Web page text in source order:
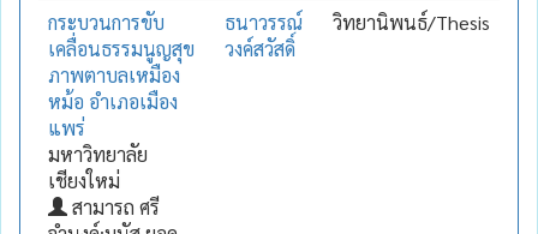
กระบวนการขับ
เคลื่อนธรรมนูญสุข
ภาพตาบลเหมือง
หม้อ อำเภอเมือง
แพร่
มหาวิทยาลัย
เชียงใหม่
สามารถ ศรี
ธนาวรรณ์
วงค์สวัสดิ์
วิทยานิพนธ์/Thesis